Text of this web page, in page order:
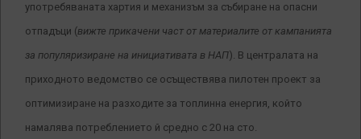
употребяваната хартия и механизъм за събиране на опасни
отпадъци (вижте прикачени част от материалите от кампанията
за популяризиране на инициативата в НАП). В централата на
приходното ведомство се осъществява пилотен проект за
оптимизиране на разходите за топлинна енергия, който
намалява потреблението й средно с 20 на сто.